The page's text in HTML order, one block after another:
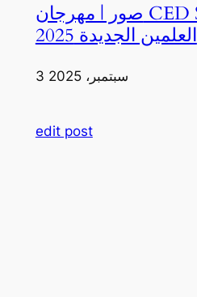
صور | مهرجان CED Sportival في
العلمين الجديدة 2025
3 سبتمبر، 2025
edit post